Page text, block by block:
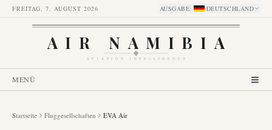
FREITAG, 7. AUGUST 2026 AUSGABE: DEUTSCHLAND
AIR NAMIBIA
AVIATION INTELLIGENCE
MENÜ
Startseite Fluggesellschaften EVA Air